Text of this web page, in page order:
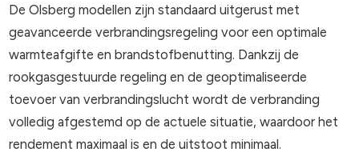
De Olsberg modellen zijn standaard uitgerust met
geavanceerde verbrandingsregeling voor een optimale
warmteafgifte en brandstofbenutting. Dankzij de
rookgasgestuurde regeling en de geoptimaliseerde
toevoer van verbrandingslucht wordt de verbranding
volledig afgestemd op de actuele situatie, waardoor het
rendement maximaal is en de uitstoot minimaal.